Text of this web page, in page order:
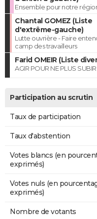
Ensemble pour notre
Chantal GOMEZ (Liste
d'extrême-gauche)
Lutte ouvrière - Faire
camp des travailleurs
Farid OMEIR (Liste
AGIR POUR NE PLUS SUBIR
Participation au scrutin
Taux de participation
Taux d'abstention
Votes blancs (en
exprimés)
Votes nuls (en
exprimés)
Nombre de votants